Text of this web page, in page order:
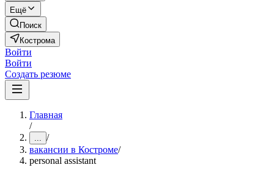
Ещё
Поиск
Кострома
Войти
Войти
Создать резюме
Главная
/
... /
вакансии в Костроме/
personal assistant